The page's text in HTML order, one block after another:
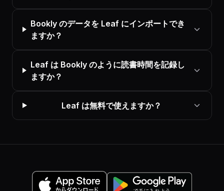
Bookly のデータを Leaf にインポートでき
ますか？
Leaf は Bookly のように読書時間を記録し
ますか？
Leaf は無料で使えますか？